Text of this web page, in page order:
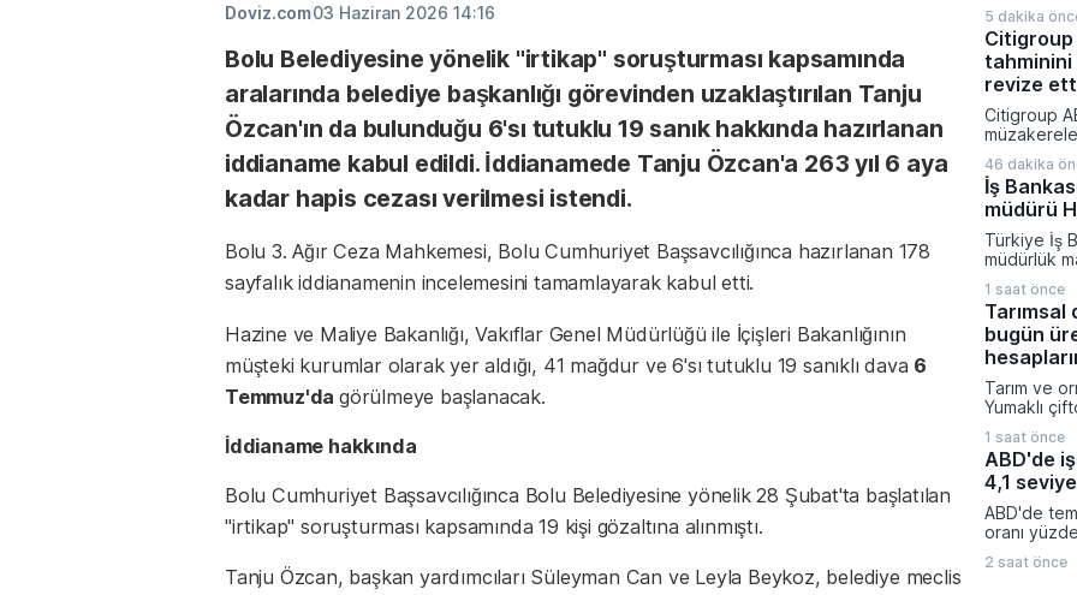
Doviz.com03 Haziran 2026 14:16
Bolu Belediyesine yönelik "irtikap" soruşturması kapsamında
aralarında belediye başkanlığı görevinden uzaklaştırılan Tanju
Özcan'ın da bulunduğu 6'sı tutuklu 19 sanık hakkında hazırlanan
iddianame kabul edildi. İddianamede Tanju Özcan'a 263 yıl 6 aya
kadar hapis cezası verilmesi istendi.
Bolu 3. Ağır Ceza Mahkemesi, Bolu Cumhuriyet Başsavcılığınca hazırlanan 178
sayfalık iddianamenin incelemesini tamamlayarak kabul etti.
Hazine ve Maliye Bakanlığı, Vakıflar Genel Müdürlüğü ile İçişleri Bakanlığının
müşteki kurumlar olarak yer aldığı, 41 mağdur ve 6'sı tutuklu 19 sanıklı dava 6
Temmuz'dagörülmeye başlanacak.
İddianame hakkında
Bolu Cumhuriyet Başsavcılığınca Bolu Belediyesine yönelik 28 Şubat'ta başlatılan
"irtikap" soruşturması kapsamında 19 kişi gözaltına alınmıştı.
Tanju Özcan, başkan yardımcıları Süleyman Can ve Leyla Beykoz, belediye meclis
araçlarının
başardı.
yönlü ivme
kıymetli
fonları
ve değer
arasında
5 dakika
tahminini
revize
Citigroup
güncelledi.
üçüncü
petrol
yönlü
46 dakika
İş
müdürü
Türkiye İş
müdürlük
Şişecam
boşalacak
tarihi
atanıyor.
1 saat önce
bugün
Tarım ve
Yumaklı
tutarında
emeğini
sürdürülen
1 saat önce
ABD'de
4,1
ABD'de
oranı
2 saat önce